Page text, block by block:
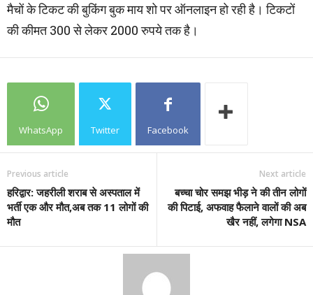
मैचों के टिकट की बुकिंग बुक माय शो पर ऑनलाइन हो रही है। टिकटों
की कीमत 300 से लेकर 2000 रुपये तक है।
WhatsApp Twitter Facebook
Previous article
हरिद्वार: जहरीली शराब से अस्पताल में
भर्ती एक और मौत,अब तक 11 लोगों की
मौत
Next article
बच्‍चा चोर समझ भीड़ ने की तीन लोगों
की पिटाई, अफवाह फैलाने वालों की अब
खैर नहीं, लगेगा NSA